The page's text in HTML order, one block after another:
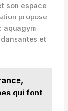
son espace
propose
aquagym
et
qui font